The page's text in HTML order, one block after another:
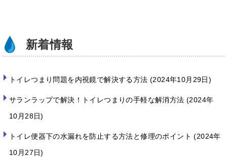
新着情報
トイレつまり問題を内視鏡で解決する方法 2024年10月29日
サランラップで解決！トイレつまりの手軽な解消方法
2024年
10月28日
トイレ便器下の水漏れを防止する方法と修理のポイント 2024年
10月27日